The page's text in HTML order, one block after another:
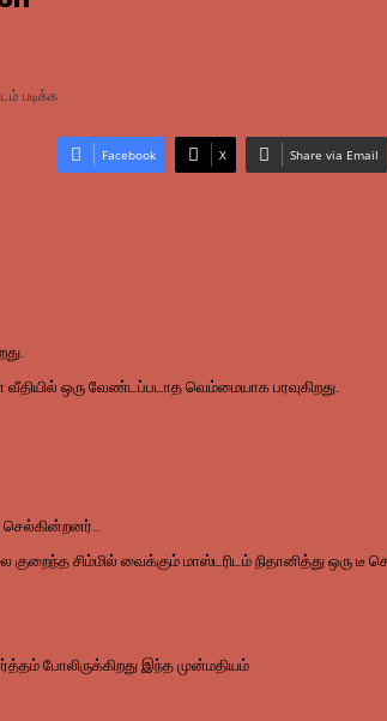
படிக்க
Facebook X Share via Email
வீதியில் ஒரு வேண்டப்படாத வெம்மையாக பரவுகிறது.
செல்கின்றனர்..
குறைந்த சிம்மில் வைக்கும் மாஸ்டரிடம் நிதானித்து ஒரு டீ
போலிருக்கிறது இந்த முன்மதியம்